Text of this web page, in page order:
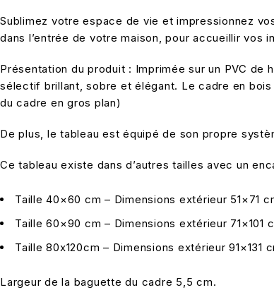
Sublimez votre espace de vie et impressionnez
dans l’entrée de votre maison, pour accueillir
Présentation du produit : Imprimée sur un PVC
sélectif brillant, sobre et élégant. Le cadre en
du cadre en gros plan)
De plus, le tableau est équipé de son propre
Ce tableau existe dans d’autres tailles avec un
Taille 40×60 cm – Dimensions extérieur 51×71
Taille 60×90 cm – Dimensions extérieur 71×101
Taille 80x120cm – Dimensions extérieur 91×131
Largeur de la baguette du cadre 5,5 cm.